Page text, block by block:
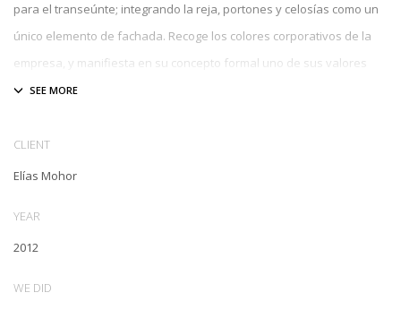
para el transeúnte; integrando la reja, portones y celosías como un
único elemento de fachada. Recoge los colores corporativos de la
empresa, y manifiesta en su concepto formal uno de sus valores
principales: La transparencia ante el cliente en todos sus servicios.
CLIENT
Elías Mohor
YEAR
2012
WE DID